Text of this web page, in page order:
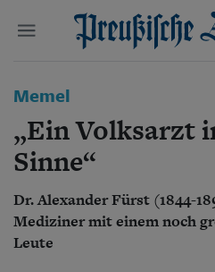
Suchen und finden
Memel
„Ein Volksarzt
Sinne“
Dr. Alexander Fürst (1844-
Mediziner mit einem noch
Leute